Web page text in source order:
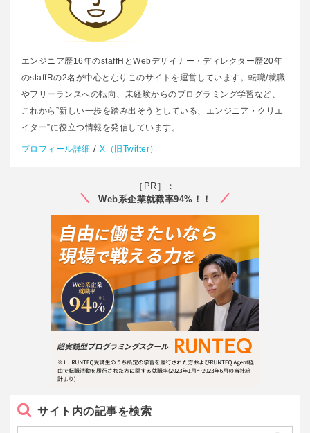
エンジニア歴16年のstaffHとWebデザイナー・ディレクター歴20年
のstaffRの2名が中心となりこのサイトを運営しています。転職/就職
やフリーランスへの転向、未経験からのプログラミング学習など、
これから”新しい一歩を踏み出そうとしている、エンジニア・クリエ
イター”に役立つ情報を発信しています。
プロフィール詳細 /X（旧Twitter）
［PR］：
Web系企業就職率94%！！
サイト内の記事を検索